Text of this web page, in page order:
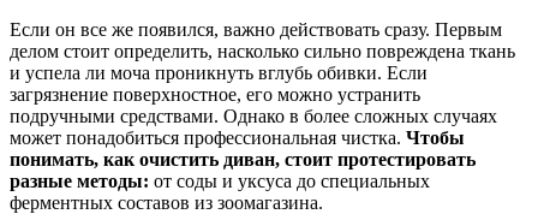
Если он все же появился, важно действовать сразу. Первым
делом стоит определить, насколько сильно повреждена ткань
и успела ли моча проникнуть вглубь обивки. Если
загрязнение поверхностное, его можно устранить
подручными средствами. Однако в более сложных случаях
может понадобиться профессиональная чистка. Чтобы
понимать, как очистить диван, стоит протестировать
разные методы: от соды и уксуса до специальных
ферментных составов из зоомагазина.